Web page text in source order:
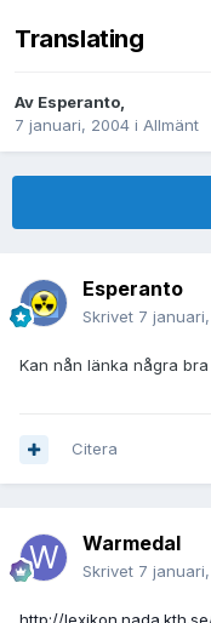
Translating
Av Esperanto,
7 januari, 2004 i Allmänt
Esperanto
Skrivet 7
Kan nån länka några
Citera
Warmedal
Skrivet 7